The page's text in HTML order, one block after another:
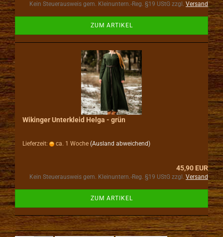
Kein Steuerausweis gem. Kleinuntern.-Reg. §19 UStG zzgl. Versand
ZUM ARTIKEL
Wikinger Unterkleid Helga - grün
Lieferzeit: ca. 1 Woche (Ausland abweichend)
45,90 EUR
Kein Steuerausweis gem. Kleinuntern.-Reg. §19 UStG zzgl. Versand
ZUM ARTIKEL